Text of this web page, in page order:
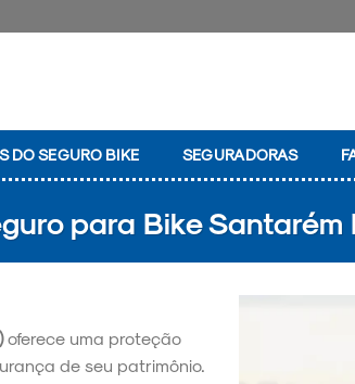
DO SEGURO BIKE SEGURADORAS
para Bike Santarém
oferece uma proteção
de seu patrimônio.